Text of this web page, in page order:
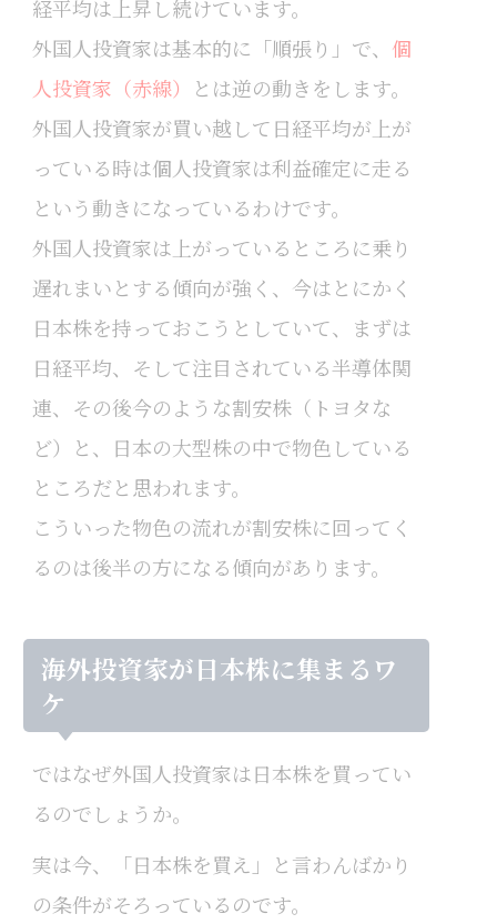
経平均は上昇し続けています。
外国人投資家は基本的に「順張り」で、 個
人投資家（赤線）
とは逆の動きをします。
外国人投資家が買い越して日経平均が上が
っている時は個人投資家は利益確定に走る
という動きになっているわけです。
外国人投資家は上がっているところに乗り
遅れまいとする傾向が強く、今はとにかく
日本株を持っておこうとしていて、まずは
日経平均、そして注目されている半導体関
連、その後今のような割安株（トヨタな
ど）と、日本の大型株の中で物色している
ところだと思われます。
こういった物色の流れが割安株に回ってく
るのは後半の方になる傾向があります。
海外投資家が日本株に集まるワ
ケ
ではなぜ外国人投資家は日本株を買ってい
るのでしょうか。
実は今、「日本株を買え」と言わんばかり
の条件がそろっているのです。